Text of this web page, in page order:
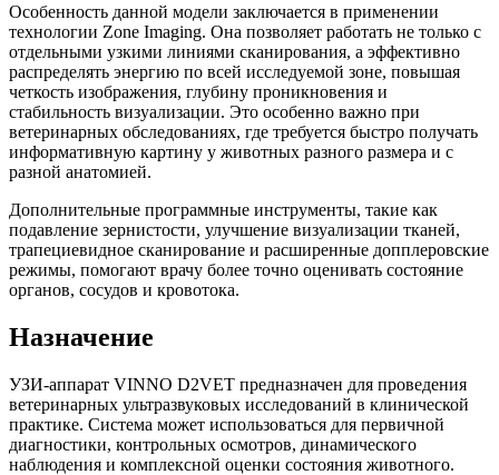
Особенность данной модели заключается в применении
технологии Zone Imaging. Она позволяет работать не только с
отдельными узкими линиями сканирования, а эффективно
распределять энергию по всей исследуемой зоне, повышая
четкость изображения, глубину проникновения и
стабильность визуализации. Это особенно важно при
ветеринарных обследованиях, где требуется быстро получать
информативную картину у животных разного размера и с
разной анатомией.
Дополнительные программные инструменты, такие как
подавление зернистости, улучшение визуализации тканей,
трапециевидное сканирование и расширенные допплеровские
режимы, помогают врачу более точно оценивать состояние
органов, сосудов и кровотока.
Назначение
УЗИ-аппарат VINNO D2VET предназначен для проведения
ветеринарных ультразвуковых исследований в клинической
практике. Система может использоваться для первичной
диагностики, контрольных осмотров, динамического
наблюдения и комплексной оценки состояния животного.